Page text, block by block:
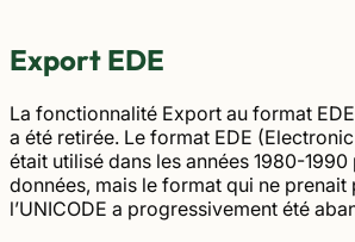
Export EDE
La fonctionnalité Export au format
a été retirée. Le format EDE
était utilisé dans les années 1980-1990
données, mais le format qui ne prenait
l’UNICODE a progressivement été